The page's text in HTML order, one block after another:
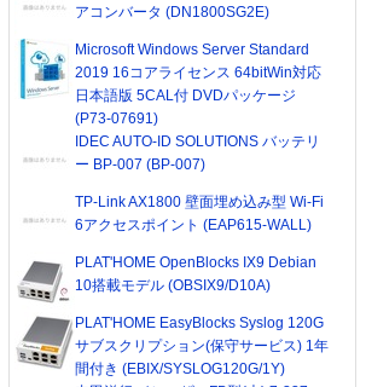
アコンバータ (DN1800SG2E)
Microsoft Windows Server Standard
2019 16コアライセンス 64bitWin対応
日本語版 5CAL付 DVDパッケージ
(P73-07691)
IDEC AUTO-ID SOLUTIONS バッテリ
ー BP-007 (BP-007)
TP-Link AX1800 壁面埋め込み型 Wi-Fi
6アクセスポイント (EAP615-WALL)
PLAT'HOME OpenBlocks IX9 Debian
10搭載モデル (OBSIX9/D10A)
PLAT'HOME EasyBlocks Syslog 120G
サブスクリプション(保守サービス) 1年
間付き (EBIX/SYSLOG120G/1Y)